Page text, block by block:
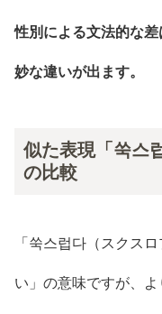
性別による文法的な
妙な違いが出ます。
似た表現「쑥스
の比較
「쑥스럽다（スクス
い」の意味ですが、